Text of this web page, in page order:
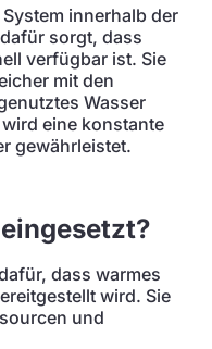
innerhalb der
sorgt, dass
verfügbar ist. Sie
mit den
Wasser
eine konstante
gewährleistet.
dass warmes
wird. Sie
und